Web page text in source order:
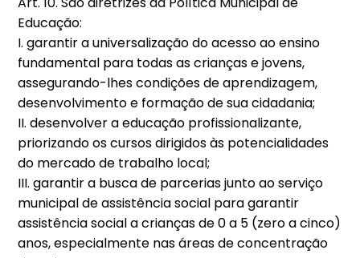
Educação:
I. garantir a universalização do acesso ao ensino
fundamental para todas as crianças e jovens,
assegurando-lhes condições de aprendizagem,
desenvolvimento e formação de sua cidadania;
II. desenvolver a educação profissionalizante,
priorizando os cursos dirigidos às potencialidades
do mercado de trabalho local;
III. garantir a busca de parcerias junto ao serviço
municipal de assistência social para garantir
assistência social a crianças de 0 a 5 (zero a cinco)
anos, especialmente nas áreas de concentração